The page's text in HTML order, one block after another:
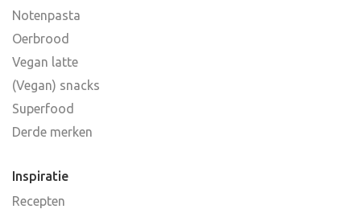
Notenpasta
Oerbrood
Vegan latte
(Vegan) snacks
Superfood
Derde merken
Inspiratie
Recepten